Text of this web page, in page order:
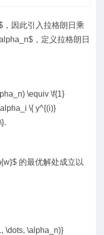
因此引入拉格朗日乘
，定义拉格朗日
\equiv \f{1}
\{ y^{(i)}
的最优解处成立以
\dots, \alpha_n)}